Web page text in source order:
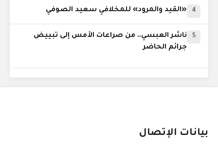
4 «القيد والمرود» للمخلافي سعيد الصوفي
5
ناشر العبسي.. من صراعات الأمس إلى تبييض
جرائم الحاضر
بيانات الإتصال